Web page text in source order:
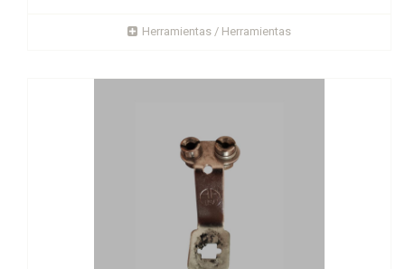
Herramientas / Herramientas